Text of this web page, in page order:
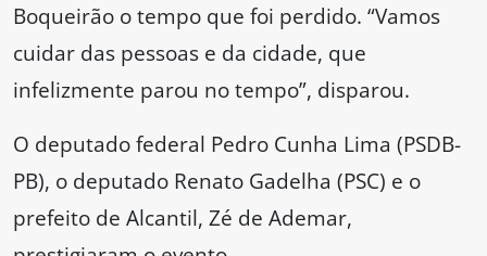
Boqueirão o tempo que foi perdido. “Vamos
cuidar das pessoas e da cidade, que
infelizmente parou no tempo”, disparou.
O deputado federal Pedro Cunha Lima (PSDB-
PB), o deputado Renato Gadelha (PSC) e o
prefeito de Alcantil, Zé de Ademar,